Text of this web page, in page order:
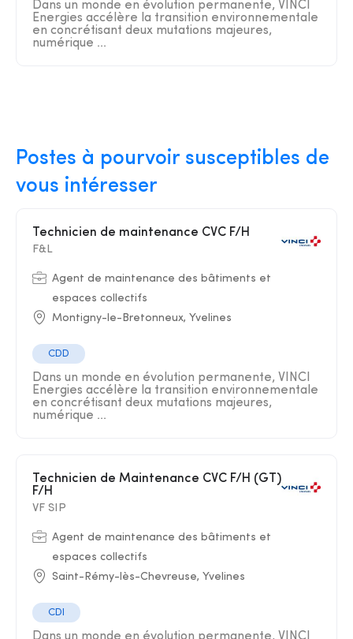
Dans un monde en évolution permanente, VINCI
Energies accélère la transition environnementale
en concrétisant deux mutations majeures,
numérique ...
Postes à pourvoir susceptibles de
vous intéresser
Technicien de maintenance CVC F/H
F&L
Agent de maintenance des bâtiments et
espaces collectifs
Montigny-le-Bretonneux, Yvelines
CDD
Dans un monde en évolution permanente, VINCI
Energies accélère la transition environnementale
en concrétisant deux mutations majeures,
numérique ...
F/H
VF SIP
Agent de maintenance des bâtiments et
espaces collectifs
Saint-Rémy-lès-Chevreuse, Yvelines
CDI